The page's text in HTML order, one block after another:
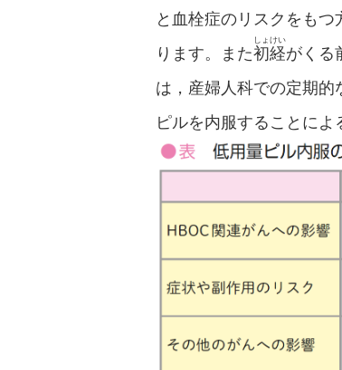
と血栓症のリスクをもつ
ります。また初経
しょけい
がくる
は，産婦人科での定期
ピルを内服することに